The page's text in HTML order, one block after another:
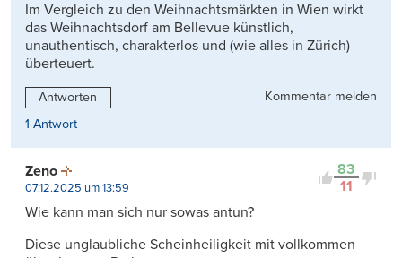
Im Vergleich zu den Weihnachtsmärkten in Wien wirkt
das Weihnachtsdorf am Bellevue künstlich,
unauthentisch, charakterlos und (wie alles in Zürich)
überteuert.
Antworten
Kommentar melden
1 Antwort
83
11
Zeno
07.12.2025 um 13:59
Wie kann man sich nur sowas antun?
Diese unglaubliche Scheinheiligkeit mit vollkommen